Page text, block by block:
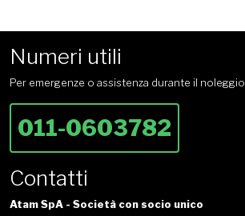
Numeri utili
Per emergenze o assistenza durante il noleggio
011-0603782
Contatti
Atam SpA - Società con socio unico